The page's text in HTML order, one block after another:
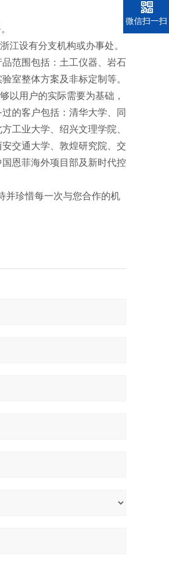
设有分支机构或办事处。
范围包括：土工仪器、岩石
室整体方案及非标定制等。
用户的实际需要为基础，
的客户包括：清华大学、同
工业大学、绍兴文理学院、
交通大学、敦煌研究院、交
恩菲海外项目部及新时代控
并珍惜每一次与您合作的机
电话
微信扫一扫